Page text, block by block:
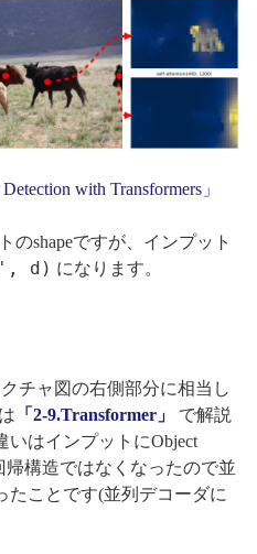
with Transformers」
のshapeですが、インプット
d) になります。
チャ図の右側部分に相当し
「2-9.Transformer」
で解説
いはインプットにObject
帰構造ではなくなったので並
たことです(並列デコーダに